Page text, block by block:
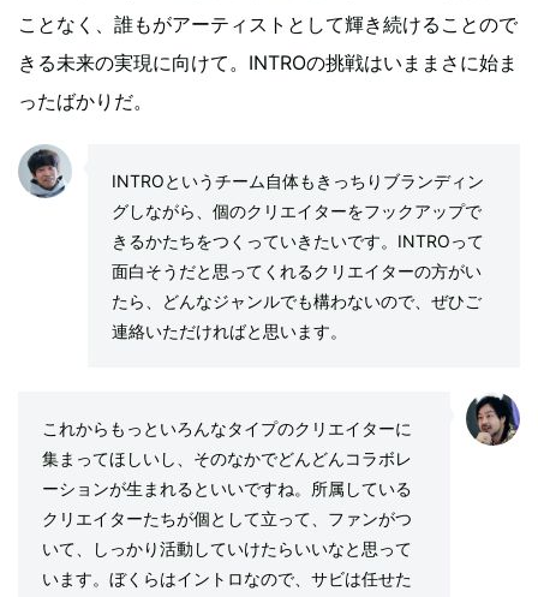
ことなく、誰もがアーティストとして輝き続けることので
きる未来の実現に向けて。INTROの挑戦はいままさに始ま
ったばかりだ。
INTROというチーム自体もきっちりブランディン
グしながら、個のクリエイターをフックアップで
きるかたちをつくっていきたいです。INTROって
面白そうだと思ってくれるクリエイターの方がい
たら、どんなジャンルでも構わないので、ぜひご
連絡いただければと思います。
これからもっといろんなタイプのクリエイターに
集まってほしいし、そのなかでどんどんコラボレ
ーションが生まれるといいですね。所属している
クリエイターたちが個として立って、ファンがつ
いて、しっかり活動していけたらいいなと思って
います。ぼくらはイントロなので、サビは任せた